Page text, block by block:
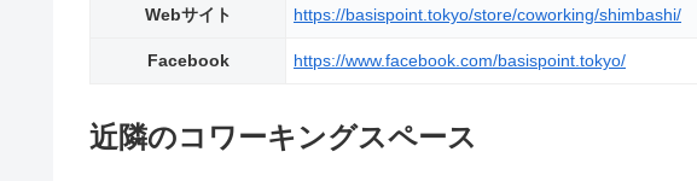
Webサイト https://basispoint.tokyo/store/coworking/shimbashi/
Facebook https://www.facebook.com/basispoint.tokyo/
近隣のコワーキングスペース